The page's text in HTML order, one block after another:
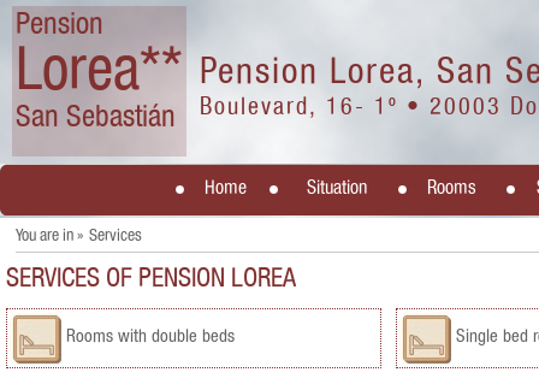
Pension
Lorea**
San Sebastián
Pension Lorea, San
Boulevard, 16- 1º • 20003
Home Situation Rooms
You are in » Services
SERVICES OF PENSION LOREA
Rooms with double beds Single bed